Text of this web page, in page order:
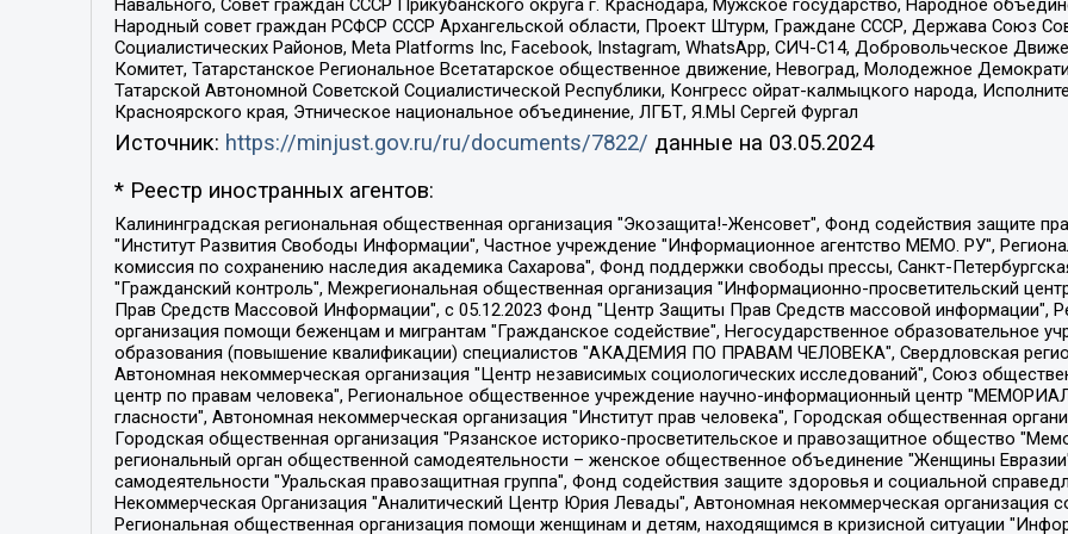
Навального, Совет граждан СССР Прикубанского округа г. Краснодара, Мужское государство, Народное
Народный совет граждан РСФСР СССР Архангельской области, Проект Штурм, Граждане СССР, Держава Союз
Социалистических Районов, Meta Platforms Inc, Facebook, Instagram, WhatsApp, СИЧ-С14, Добровольческое
Комитет, Татарстанское Региональное Всетатарское общественное движение, Невоград, Молодежное
Татарской Автономной Советской Социалистической Республики, Конгресс ойрат-калмыцкого народа,
Красноярского края, Этническое национальное объединение, ЛГБТ, Я.МЫ Сергей Фургал
Источник: https://minjust.gov.ru/ru/documents/7822/ данные на 03.05.2024
* Реестр иностранных агентов:
Калининградская региональная общественная организация "Экозащита!-Женсовет", Фонд содействия защите прав и свобод граждан "Общественный вердикт", Фонд "Институт Развития Свободы Информации", Частное учреждение "Информационное агентство МЕМО. РУ", Региональная общественная организация "Общественная комиссия по сохранению наследия академика Сахарова", Фонд поддержки свободы прессы, Санкт-Петербургская общественная правозащитная организация "Гражданский контроль", Межрегиональная общественная организация "Информационно-просветительский центр "Мемориал", Региональный Фонд "Центр Защиты Прав Средств Массовой Информации", с 05.12.2023 Фонд "Центр Защиты Прав Средств массовой информации", Региональная общественная благотворительная организация помощи беженцам и мигрантам "Гражданское содействие", Негосударственное образовательное учреждение дополнительного профессионального образования (повышение квалификации) специалистов "АКАДЕМИЯ ПО ПРАВАМ ЧЕЛОВЕКА", Свердловская региональная общественная организация "Сутяжник", Автономная некоммерческая организация "Центр независимых социологических исследований", Союз общественных объединений "Российский исследовательский центр по правам человека", Региональное общественное учреждение научно-информационный центр "МЕМОРИАЛ", Некоммерческая организация "Фонд защиты гласности", Автономная некоммерческая организация "Институт прав человека", Городская общественная организация "Екатеринбургское общество "МЕМОРИАЛ", Городская общественная организация "Рязанское историко-просветительское и правозащитное общество "Мемориал" (Рязанский Мемориал), Челябинский региональный орган общественной самодеятельности – женское общественное объединение "Женщины Евразии", Челябинский региональный орган общественной самодеятельности "Уральская правозащитная группа", Фонд содействия защите здоровья и социальной справедливости имени Андрея Рылькова, Автономная Некоммерческая Организация "Аналитический Центр Юрия Левады", Автономная некоммерческая организация социальной поддержки населения "Проект Апрель", Региональная общественная организация помощи женщинам и детям, находящимся в кризисной ситуации "Информационно-методический центр "Анна", Фонд содействия развитию массовых коммуникаций и правовому просвещению "Так-так-Так", Фонд содействия устойчивому развитию "Серебряная тайга", Свердловский региональный общественный фонд социальных проектов "Новое время", "Idel.Реалии", Кавказ.Реалии, Крым.Реалии, Телеканал Настоящее Время, Татаро-башкирская служба Радио Свобода (Azatliq Radiosi), Радио Свободная Европа/Радио Свобода (PCE/PC), "Сибирь.Реалии", "Фактограф", Благотворительный фонд помощи осужденным и их семьям, Автономная некоммерческая организация "Институт глобализации и социальных движений", Фонд "В защиту прав заключенных", Частное учреждение "Центр поддержки и содействия развитию средств массовой информации", Пензенский региональный общественный благотворительный фонд "Гражданский союз", "Север.Реалии", Некоммерческая организация Фонд "Правовая инициатива", Общество с ограниченной ответственностью "Радио Свободная Европа/Радио Свобода", Чешское информационное агентство "MEDIUM-ORIENT", Красноярская региональная общественная организация "Мы против СПИДа", Камалягин Денис Николаевич, Маркелов Сергей Евгеньевич, Пономарев Лев Александрович, Савицкая Людмила Алексеевна, Автономная некоммерческая организация "Центр по работе с проблемой насилия "НАСИЛИЮ.НЕТ", Межрегиональный профессиональный союз работников здравоохранения "Альянс врачей", Юридическое лицо, зарегистрированное в Латвийской Республике, SIA "Medusa Project" (регистрационный номер 40103797863, дата регистрации 10.06.2014), Некоммерческая организация "Фонд по борьбе с коррупцией", Автономная некоммерческая организация "Институт права и публичной политики", Баданин Роман Сергеевич, Гликин Максим Александрович, Железнова Мария Михайловна, Лукьянова Юлия Сергеевна, Маетная Елизавета Витальевна, Маняхин Петр Борисович, Чуракова Ольга Владимировна, Ярош Юлия Петровна, Юридическое лицо "The Insider SIA", зарегистрированное в Риге, Латвийская Республика (дата регистрации 26.06.2015), являющееся администратором доменного имени интернет-издания "The Insider SIA", https://theins.ru, Постернак Алексей Евгеньевич, Рубин Михаил Аркадьевич, Анин Роман Александрович, Юридическое лицо Istories fonds, зарегистрированное в Латвийской Республике (регистрационный номер 50008295751, дата регистрации 24.02.2020), Великовский Дмитрий Александрович, Долинина Ирина Николаевна, Мароховская Алеся Алексеевна, Шлейнов Роман Юрьевич, Шмагун Олеся Валентиновна, Общество с ограниченной ответственностью "Альтаир 2021", Общество с ограниченной ответственностью "Вега 2021", Общество с ограниченной ответственностью "Главный редактор 2021", Общество с ограниченной ответственностью "Ромашки монолит", Важенков Артем Валерьевич, Ивановская областная общественная организация "Центр гендерных исследований", Гурман Юрий Альбертович, Медиапроект "ОВД-Инфо", Егоров Владимир Владимирович, Жилинский Владимир Александрович, Общество с ограниченной ответственностью "ЗП", Иванова София Юрьевна, Карезина Инна Павловна, Кильтау Екатерина Викторовна, Петров Алексей Викторович, Пискунов Сергей Евгеньевич, Смирнов Сергей Сергеевич, Тихонов Михаил Сергеевич, Общество с ограниченной ответственностью "ЖУРНАЛИСТ-ИНОСТРАННЫЙ АГЕНТ", Арапова Галина Юрьевна, Вольтская Татьяна Анатольевна, Американская компания "Mason G.E.S. Anonymous Foundation" (США), являющаяся владельцем интернет-издания https://mnews.world/, Компания "Stichting Bellingcat", зарегистрированная в Нидерландах (дата регистрации 11.07.2018), Захаров Андрей Вячеславович, Клепиковская Екатерина Дмитриевна, Общество с ограниченной ответственностью "МЕМО", Перл Роман Александрович, Симонов Евгений Алексеевич, Соловьева Елена Анатольевна, Сотников Даниил Владимирович, Сурначева Елизавета Дмитриевна, Автономная некоммерческая организация по защите прав человека и информированию населения "Якутия – Наше Мнение", Общество с ограниченной ответственностью "Москоу диджитал медиа", с 26.01.2023 Общество с ограниченной ответственностью "Чайка Белые сады", Ветошкина Валерия Валерьевна, Заговора Максим Александрович, Межрегиональное общественное движение "Российская ЛГБТ - сеть", Оленичев Максим Владимирович, Павлов Иван Юрьевич, Скворцова Елена Сергеевна, Общество с ограниченной ответственностью "Как бы инагент", Кочетков Игорь Викторович, Общество с ограниченной ответственностью "Честные выборы", Еланчик Олег Александрович, Общество с ограниченной ответственностью "Нобелевский призыв", Гималова Регина Эмилевна, Григорьев Андрей Валерьевич, Григорьева Алина Александровна, Ассоциация по содействию защите прав призывников, альтернативнослужащих и военнослужащих "Правозащитная группа